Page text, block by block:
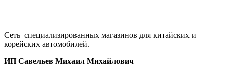
Сеть специализированных магазинов для китайских и
корейских автомобилей.
ИП Савельев Михаил Михайлович